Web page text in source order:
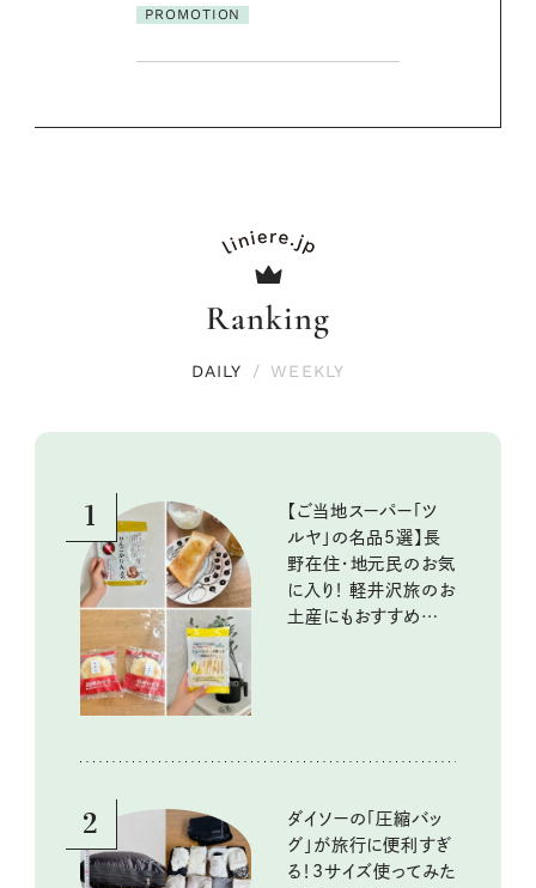
Ranking
DAILY / WEEKLY
1
【ご当地スーパー「ツ
ルヤ」の名品5選】長
野在住・地元民のお気
に入り！ 軽井沢旅のお
土産にもおすすめのお
2
ダイソーの「圧縮バッ
グ」が旅行に便利すぎ
る！3サイズ使ってみた